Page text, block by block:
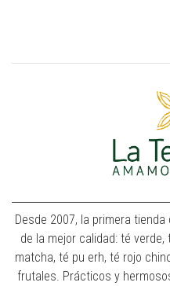
Desde 2007, la primera
de la mejor calidad: té
matcha, té pu erh, té rojo
frutales. Prácticos y